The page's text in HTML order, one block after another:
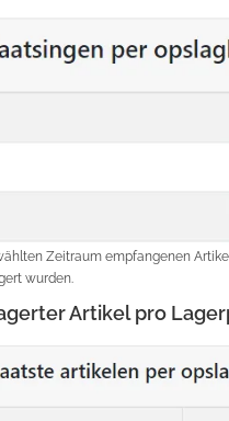
Zeitraum empfangenen
wurden.
Artikel pro